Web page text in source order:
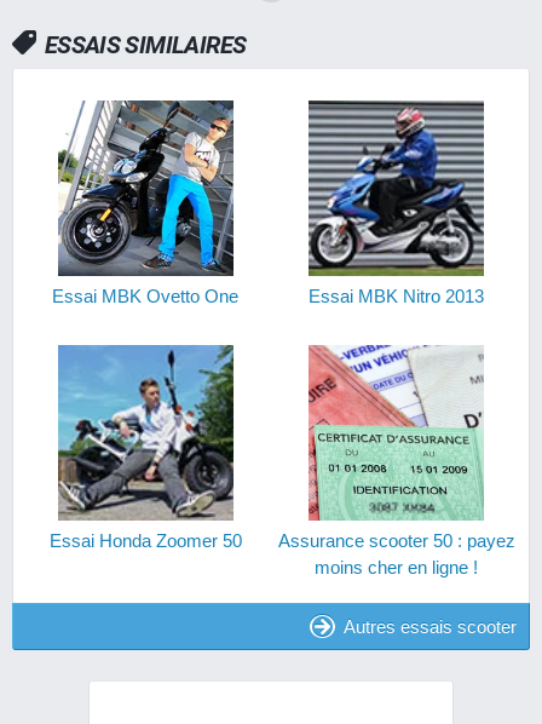
ESSAIS SIMILAIRES
Essai MBK Ovetto One Essai MBK Nitro 2013
Essai Honda Zoomer 50
Assurance scooter 50 : payez
moins cher en ligne !
Autres essais scooter